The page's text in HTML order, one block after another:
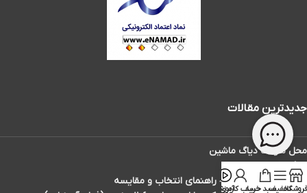
جدیدترین مقالات
محل سوکت دیاگ ماشین
دیاگ تاکسی دارها
بهترین دیاگ ماشین – راهنمای انتخاب و مقایسه
فروشگاهتخفیفسبد خریدحساب کاربری
آموزش